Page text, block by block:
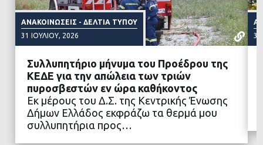
ΑΝΑΚΟΙΝΏΣΕΙΣ - ΔΕΛΤΊΑ ΤΎΠΟΥ
31 ΙΟΥΛΊΟΥ, 2026
ΔΙΑΒΑΣΤΕ ΠΕΡΙΣΣΟΤΕΡΑ
Συλλυπητήριο μήνυμα του Προέδρου της
ΚΕΔΕ για την απώλεια των τριών
πυροσβεστών εν ώρα καθήκοντος
Εκ μέρους του Δ.Σ. της Κεντρικής Ένωσης
Δήμων Ελλάδος εκφράζω τα θερμά μου
συλλυπητήρια προς…
31